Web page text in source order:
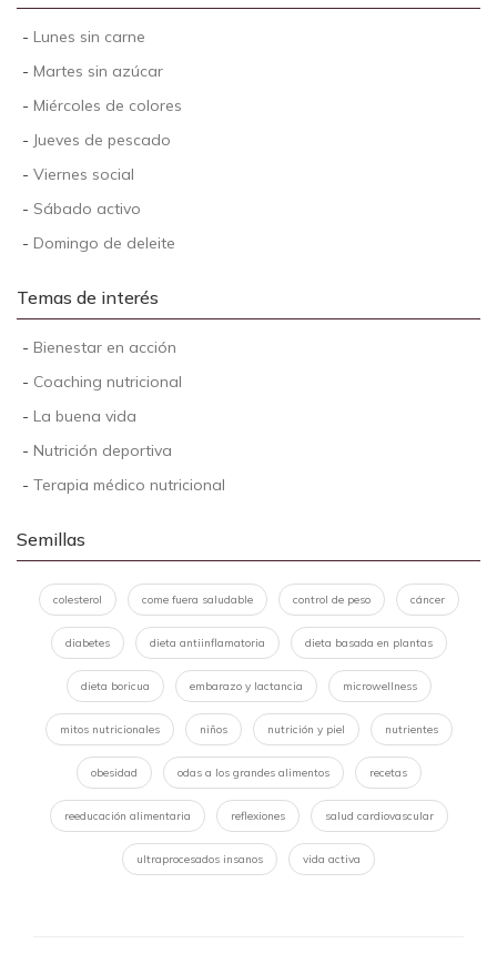
- Lunes sin carne
- Martes sin azúcar
- Miércoles de colores
- Jueves de pescado
- Viernes social
- Sábado activo
- Domingo de deleite
Temas de interés
- Bienestar en acción
- Coaching nutricional
- La buena vida
- Nutrición deportiva
- Terapia médico nutricional
Semillas
colesterol come fuera saludable control de peso cáncer
diabetes dieta antiinflamatoria dieta basada en plantas
dieta boricua embarazo y lactancia microwellness
mitos nutricionales niños nutrición y piel nutrientes
obesidad odas a los grandes alimentos recetas
reeducación alimentaria reflexiones salud cardiovascular
ultraprocesados insanos vida activa